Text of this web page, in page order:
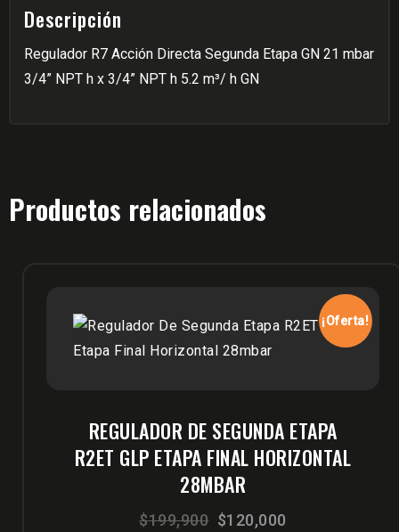
Descripción
Regulador R7 Acción Directa Segunda Etapa GN 21 mbar
3/4” NPT h x 3/4” NPT h 5.2 m³/ h GN
Productos relacionados
¡Oferta!
REGULADOR DE SEGUNDA ETAPA
R2ET GLP ETAPA FINAL HORIZONTAL
28MBAR
$199,900 El
$120,000